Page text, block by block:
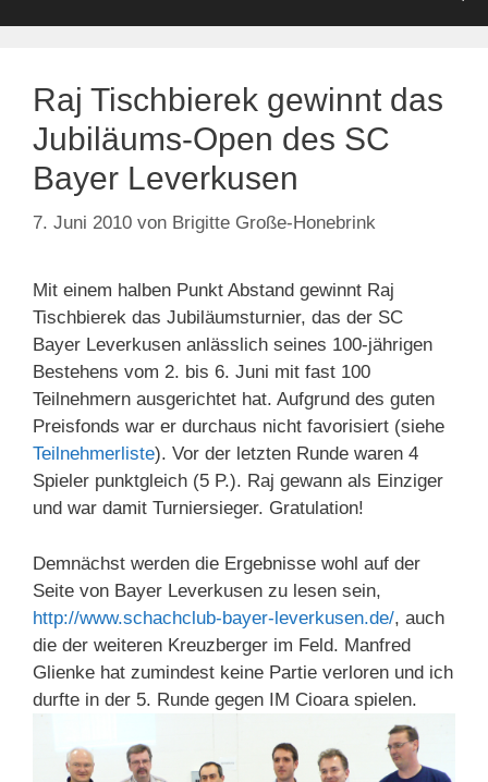
Raj Tischbierek gewinnt das
Jubiläums-Open des SC
Bayer Leverkusen
7. Juni 2010 von Brigitte Große-Honebrink
Mit einem halben Punkt Abstand gewinnt Raj
Tischbierek das Jubiläumsturnier, das der SC
Bayer Leverkusen anlässlich seines 100-jährigen
Bestehens vom 2. bis 6. Juni mit fast 100
Teilnehmern ausgerichtet hat. Aufgrund des guten
Preisfonds war er durchaus nicht favorisiert (siehe
Teilnehmerliste). Vor der letzten Runde waren 4
Spieler punktgleich (5 P.). Raj gewann als Einziger
und war damit Turniersieger. Gratulation!
Demnächst werden die Ergebnisse wohl auf der
Seite von Bayer Leverkusen zu lesen sein,
http://www.schachclub-bayer-leverkusen.de/, auch
die der weiteren Kreuzberger im Feld. Manfred
Glienke hat zumindest keine Partie verloren und ich
durfte in der 5. Runde gegen IM Cioara spielen.